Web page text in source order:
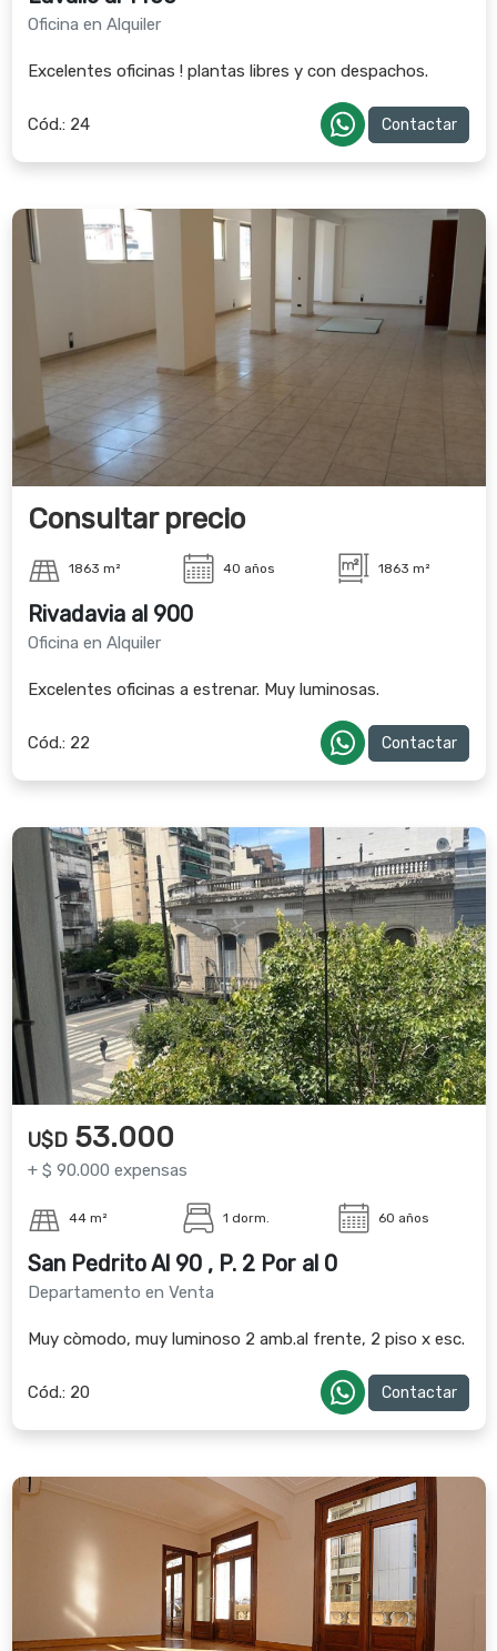
Oficina en Alquiler
Excelentes oficinas ! plantas libres y con despachos.
Cód.: 24 Contactar
Consultar precio
1863 m² 40 años 1863 m²
Rivadavia al 900
Oficina en Alquiler
Excelentes oficinas a estrenar. Muy luminosas.
Cód.: 22 Contactar
U$D 53.000
+ $ 90.000 expensas
44 m² 1 dorm. 60 años
San Pedrito Al 90 , P. 2 Por al 0
Departamento en Venta
Muy còmodo, muy luminoso 2 amb.al frente, 2 piso x esc.
Cód.: 20 Contactar